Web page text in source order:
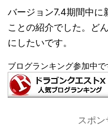
バージョン7.4期間中に
ことの紹介でした。ど
にしたいです。
ブログランキング参加中で
スポ